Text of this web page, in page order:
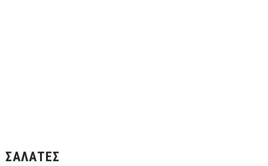
ΣΑΛΆΤΕΣ